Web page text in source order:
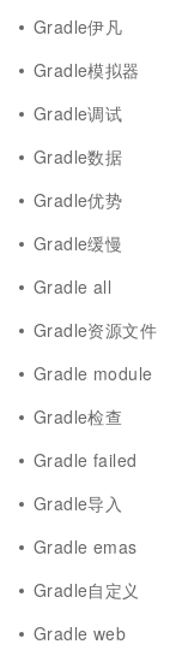
Gradle伊凡
Gradle模拟器
Gradle调试
Gradle数据
Gradle优势
Gradle缓慢
Gradle all
Gradle资源文件
Gradle module
Gradle检查
Gradle failed
Gradle导入
Gradle emas
Gradle自定义
Gradle web